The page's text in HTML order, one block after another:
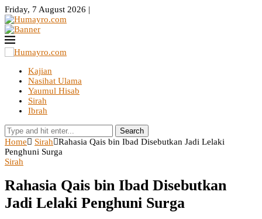
Friday, 7 August 2026 |
Kajian
Nasihat Ulama
Yaumul Hisab
Sirah
Ibrah
Search
Home Sirah
Rahasia Qais bin Ibad Disebutkan Jadi Lelaki
Penghuni Surga
Sirah
Rahasia Qais bin Ibad Disebutkan
Jadi Lelaki Penghuni Surga